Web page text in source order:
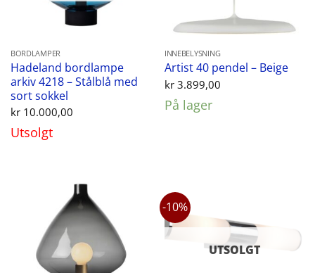
BORDLAMPER
Hadeland bordlampe
arkiv 4218 – Stålblå med
sort sokkel
kr10.000,00
Utsolgt
INNEBELYSNING
Artist 40 pendel – Beige
kr3.899,00
På lager
-10%
UTSOLGT